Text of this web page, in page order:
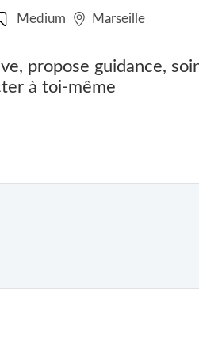
Medium Marseille
propose guidance,
à toi-même